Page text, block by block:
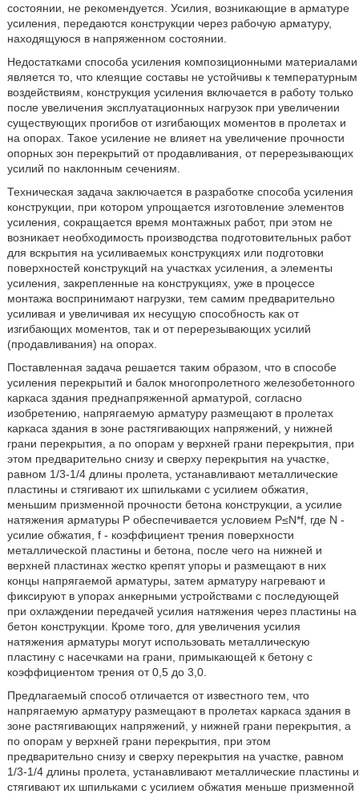
состоянии, не рекомендуется. Усилия, возникающие в арматуре
усиления, передаются конструкции через рабочую арматуру,
находящуюся в напряженном состоянии.
Недостатками способа усиления композиционными материалами
является то, что клеящие составы не устойчивы к температурным
воздействиям, конструкция усиления включается в работу только
после увеличения эксплуатационных нагрузок при увеличении
существующих прогибов от изгибающих моментов в пролетах и
на опорах. Такое усиление не влияет на увеличение прочности
опорных зон перекрытий от продавливания, от перерезывающих
усилий по наклонным сечениям.
Техническая задача заключается в разработке способа усиления
конструкции, при котором упрощается изготовление элементов
усиления, сокращается время монтажных работ, при этом не
возникает необходимость производства подготовительных работ
для вскрытия на усиливаемых конструкциях или подготовки
поверхностей конструкций на участках усиления, а элементы
усиления, закрепленные на конструкциях, уже в процессе
монтажа воспринимают нагрузки, тем самим предварительно
усиливая и увеличивая их несущую способность как от
изгибающих моментов, так и от перерезывающих усилий
(продавливания) на опорах.
Поставленная задача решается таким образом, что в способе
усиления перекрытий и балок многопролетного железобетонного
каркаса здания преднапряженной арматурой, согласно
изобретению, напрягаемую арматуру размещают в пролетах
каркаса здания в зоне растягивающих напряжений, у нижней
грани перекрытия, а по опорам у верхней грани перекрытия, при
этом предварительно снизу и сверху перекрытия на участке,
равном 1/3-1/4 длины пролета, устанавливают металлические
пластины и стягивают их шпильками с усилием обжатия,
меньшим призменной прочности бетона конструкции, а усилие
натяжения арматуры Р обеспечивается условием Р≤N*f, где N -
усилие обжатия, f - коэффициент трения поверхности
металлической пластины и бетона, после чего на нижней и
верхней пластинах жестко крепят упоры и размещают в них
концы напрягаемой арматуры, затем арматуру нагревают и
фиксируют в упорах анкерными устройствами с последующей
при охлаждении передачей усилия натяжения через пластины на
бетон конструкции. Кроме того, для увеличения усилия
натяжения арматуры могут использовать металлическую
пластину с насечками на грани, примыкающей к бетону с
коэффициентом трения от 0,5 до 3,0.
Предлагаемый способ отличается от известного тем, что
напрягаемую арматуру размещают в пролетах каркаса здания в
зоне растягивающих напряжений, у нижней грани перекрытия, а
по опорам у верхней грани перекрытия, при этом
предварительно снизу и сверху перекрытия на участке, равном
1/3-1/4 длины пролета, устанавливают металлические пластины и
стягивают их шпильками с усилием обжатия меньше призменной